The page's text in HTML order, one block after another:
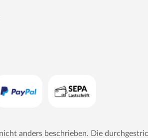
anders beschrieben. Die